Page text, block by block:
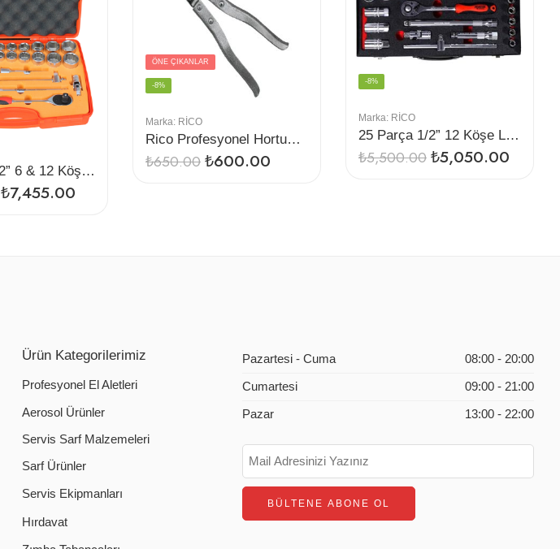
40 Parça1/2” 6 & 12 Köşe Lokma Seti
₺7,455.00
Marka: RİCO
Rico Profesyonel Hortum Kelepçe Pensesi Krom
ÖNE ÇIKANLAR
-8%
₺650.00₺600.00
Marka: RİCO
25 Parça 1/2” 12 Köşe Lokma Seti
-8%
₺5,500.00₺5,050.00
Ürün Kategorilerimiz
Profesyonel El Aletleri
Aerosol Ürünler
Servis Sarf Malzemeleri
Sarf Ürünler
Servis Ekipmanları
Hırdavat
Pazartesi - Cuma 08:00 - 20:00
Cumartesi 09:00 - 21:00
Pazar 13:00 - 22:00